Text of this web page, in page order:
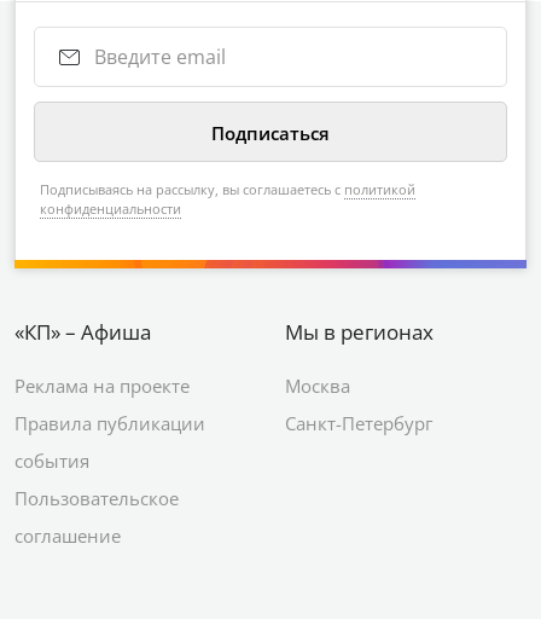
Подписываясь на рассылку, вы соглашаетесь с политикой
конфиденциальности
«КП» – Афиша
Реклама на проекте
Правила публикации
события
Пользовательское
соглашение
Мы в регионах
Москва
Санкт-Петербург